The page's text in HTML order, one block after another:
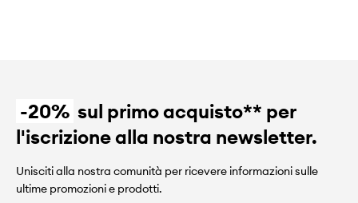
-20% sul primo acquisto** per
l'iscrizione alla nostra newsletter.
Unisciti alla nostra comunità per ricevere informazioni sulle
ultime promozioni e prodotti.